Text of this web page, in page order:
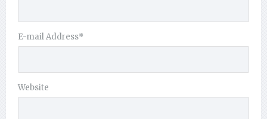
E-mail Address*
Website